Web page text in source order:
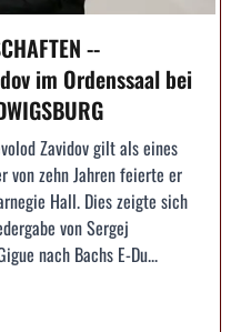
--
im Ordenssaal bei
Zavidov gilt als eines
von zehn Jahren feierte er
Hall. Dies zeigte sich
von Sergej
nach Bachs E-Du...